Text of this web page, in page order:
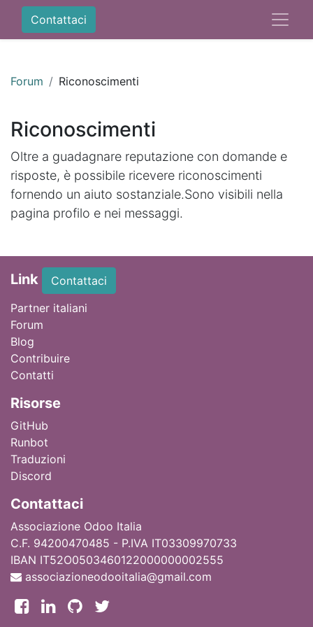
Contattaci
Forum Riconoscimenti
Riconoscimenti
Oltre a guadagnare reputazione con domande e
risposte, è possibile ricevere riconoscimenti
fornendo un aiuto sostanziale.Sono visibili nella
pagina profilo e nei messaggi.
Link
Contattaci
Partner italiani
Forum
Blog
Contribuire
Contatti
Risorse
GitHub
Runbot
Traduzioni
Discord
Contattaci
Associazione Odoo Italia
C.F. 94200470485 - P.IVA IT03309970733
IBAN IT52O0503460122000000002555
associazioneodooitalia@gmail.com